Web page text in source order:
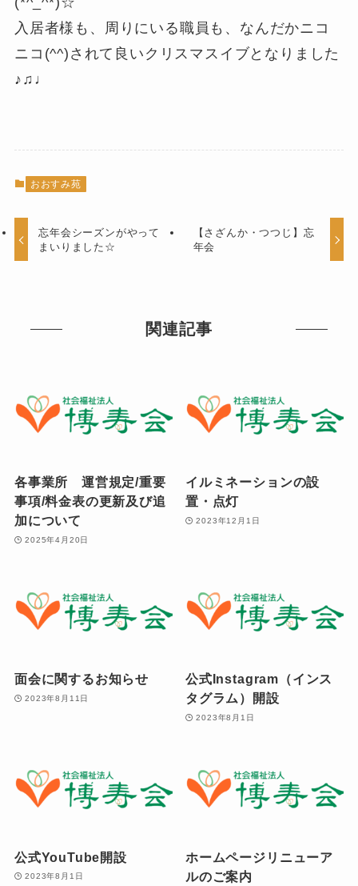
入居者様も、周りにいる職員も、なんだかニコ
ニコ(^^)されて良いクリスマスイブとなりました
♪♫♩
おおすみ苑
忘年会シーズンがやって
まいりました☆
【さざんか・つつじ】忘
年会
関連記事
各事業所 運営規定/重要
事項/料金表の更新及び追
加について
2025年4月20日
イルミネーションの設
置・点灯
2023年12月1日
面会に関するお知らせ
2023年8月11日
公式Instagram（インス
タグラム）開設
2023年8月1日
公式YouTube開設
2023年8月1日
ホームページリニューア
ルのご案内